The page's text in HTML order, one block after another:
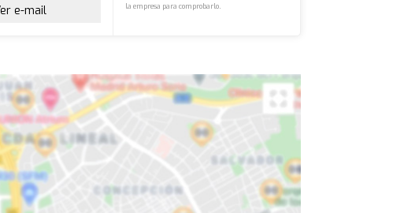
e-mail
la empresa para comprobarlo.